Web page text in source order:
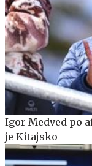
Igor Medved po
je Kitajsko